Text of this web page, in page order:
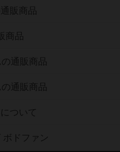
販商品
商品
通販商品
通販商品
ついて
ボドファン